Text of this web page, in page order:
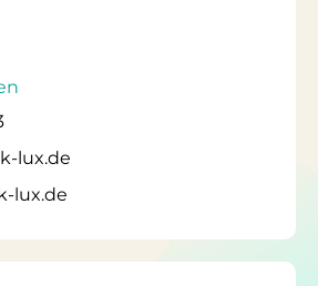
lux.de
lux.de